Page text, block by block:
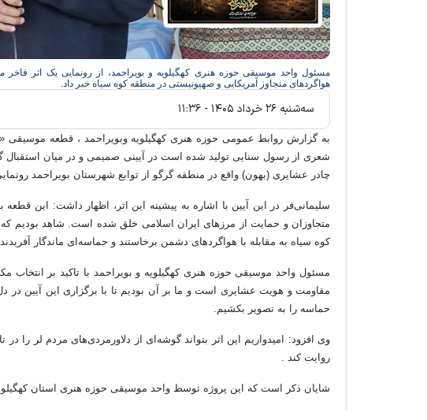
مسئول واحد موسیقی حوزه هنری کهگیلویه و بویراحمد، از رونمایی یک اثر فاخر
هواگردهای متجاوز آمریکایی و صهیونیستی در منطقه کوه سیاه خبر داد.
سه‌شنبه ۲۶ خرداد ۱۴۰۵ - ۱۱:۳۶
به گزارش روابط عمومی حوزه هنری کهگیلویه وبویراحمد ، قطعه موسیقی
شعری از رسول سنایی تولید شده است در آیینی صمیمی و در میان استقبال
چادر عشایری (بهون) واقع در منطقه گرگو از توابع شهرستان بویراحمد
سلیمانی‌فر در این آیین با اشاره به پیشینه این اثر، اظهار داشت: این
متجاوزان و حمایت از مرزهای ایران اسلامی خلق شده است. شاهد بودیم
کوه سیاه به مقابله با هواگردهای دشمن برخاستند و حماسه‌ای ماندگار آفریدند
مسئول واحد موسیقی حوزه هنری کهگیلویه و بویراحمد با تاکید بر انتخاب
مقاومت و هویت عشایری است و ما بر آن بودیم تا با برگزاری این آیین در
حماسه را به تصویر بکشیم.
وی افزود: امیدواریم این اثر بتواند گوشه‌ای از دلاورمردی‌های مردم لر را
روایت کند .
شایان ذکر است که این پروژه توسط واحد موسیقی حوزه هنری استان